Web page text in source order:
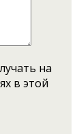
на
в этой